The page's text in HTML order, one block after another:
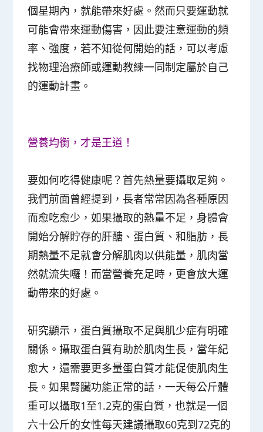
個星期內，就能帶來好處。然而只要運動就
可能會帶來運動傷害，因此要注意運動的頻
率、強度，若不知從何開始的話，可以考慮
找物理治療師或運動教練一同制定屬於自己
的運動計畫。
營養均衡，才是王道！
要如何吃得健康呢？首先熱量要攝取足夠。
我們前面曾經提到，長者常常因為各種原因
而愈吃愈少，如果攝取的熱量不足，身體會
開始分解貯存的肝醣、蛋白質、和脂肪，長
期熱量不足就會分解肌肉以供能量，肌肉當
然就流失囉！而當營養充足時，更會放大運
動帶來的好處。
研究顯示，蛋白質攝取不足與肌少症有明確
關係。攝取蛋白質有助於肌肉生長，當年紀
愈大，還需要更多量蛋白質才能促使肌肉生
長。如果腎臟功能正常的話，一天每公斤體
重可以攝取1至1.2克的蛋白質，也就是一個
六十公斤的女性每天建議攝取60克到72克的